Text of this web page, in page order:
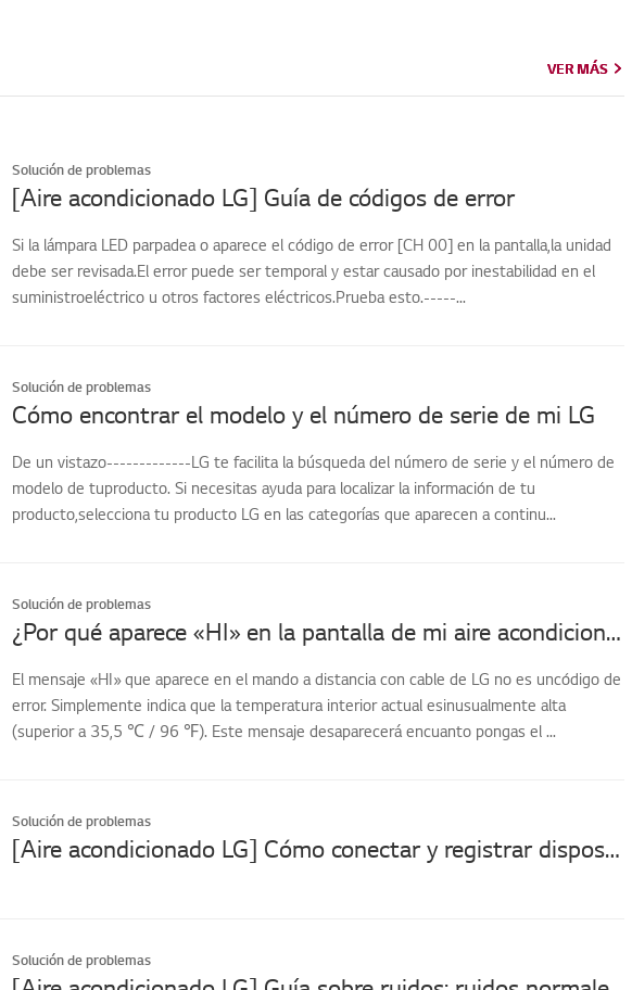
VER MÁS
Solución de problemas
[Aire acondicionado LG] Guía de códigos de error
Si la lámpara LED parpadea o aparece el código de error [CH 00] en la pantalla,la unidad
debe ser revisada.El error puede ser temporal y estar causado por inestabilidad en el
suministroeléctrico u otros factores eléctricos.Prueba esto.-----...
Solución de problemas
Cómo encontrar el modelo y el número de serie de mi LG
De un vistazo-------------LG te facilita la búsqueda del número de serie y el número de
modelo de tuproducto. Si necesitas ayuda para localizar la información de tu
producto,selecciona tu producto LG en las categorías que aparecen a continu...
Solución de problemas
¿Por qué aparece «HI» en la pantalla de mi aire acondicionado de techo LG?
El mensaje «HI» que aparece en el mando a distancia con cable de LG no es uncódigo de
error. Simplemente indica que la temperatura interior actual esinusualmente alta
(superior a 35,5 ℃ / 96 ℉). Este mensaje desaparecerá encuanto pongas el ...
Solución de problemas
[Aire acondicionado LG] Cómo conectar y registrar dispositivos en la aplicación LG ThinQ
Solución de problemas
VER MÁS